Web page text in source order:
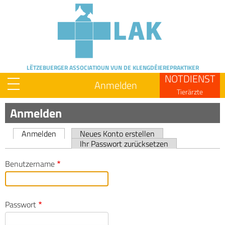
LËTZEBUERGER ASSOCIATIOUNVUN DE KLENGDÉIEREPRAKTIKER
NOTDIENST
Tierärzte
Anmelden
Anmelden
Primary
tabs
Anmelden
Neues Konto erstellen
Ihr Passwort zurücksetzen
Benutzername
Passwort